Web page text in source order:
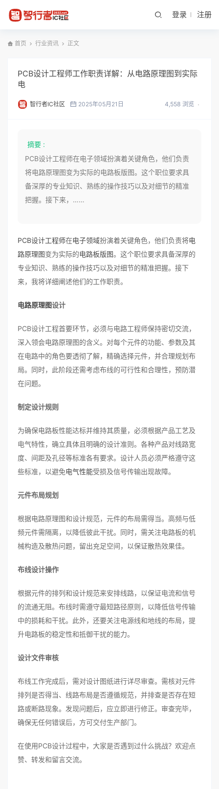
登录 注册
首页 行业资讯 正文
PCB设计工程师工作职责详解：从电路原理图到实际
电
智行者IC社区 2025年05月21日 4,558 浏览
摘要 :
PCB设计工程师在电子领域扮演着关键角色，他们负责
将电路原理图变为实际的电路板版图。这个职位要求具
备深厚的专业知识、熟练的操作技巧以及对细节的精准
把握。接下来，……
PCB设计工程师在电子领域扮演着关键角色，他们负责将电
路原理图变为实际的电路板版图。这个职位要求具备深厚的
专业知识、熟练的操作技巧以及对细节的精准把握。接下
来，我将详细阐述他们的工作职责。
电路原理图设计
PCB设计工程首要环节，必须与电路工程师保持密切交流，
深入领会电路原理图的含义。对每个元件的功能、参数及其
在电路中的角色要透彻了解，精确选择元件，并合理规划布
局。同时，此阶段还需考虑布线的可行性和合理性，预防潜
在问题。
制定设计规则
为确保电路板性能达标并维持其质量，必须根据产品工艺及
电气特性，确立具体且明确的设计准则。各种产品对线路宽
度、间距及孔径等标准各有要求。设计人员必须严格遵守这
些标准，以避免电气性能受损及信号传输出现故障。
元件布局规划
根据电路原理图和设计规范，元件的布局需得当。高频与低
频元件需隔离，以降低彼此干扰。同时，需关注电路板的机
械构造及散热问题，留出充足空间，以保证散热效果佳。
布线设计操作
根据元件的排列和设计规范来安排线路，以保证电流和信号
的流通无阻。布线时需遵守最短路径原则，以降低信号传输
中的损耗和干扰。此外，还要关注电源线和地线的布局，提
升电路板的稳定性和抵御干扰的能力。
设计文件审核
布线工作完成后，需对设计图纸进行详尽审查。需核对元件
排列是否得当、线路布局是否遵循规范，并排查是否存在短
路或断路现象。发现问题后，应立即进行修正。审查完毕，
确保无任何错误后，方可交付生产部门。
在使用PCB设计过程中，大家是否遇到过什么挑战？欢迎点
赞、转发和留言交流。